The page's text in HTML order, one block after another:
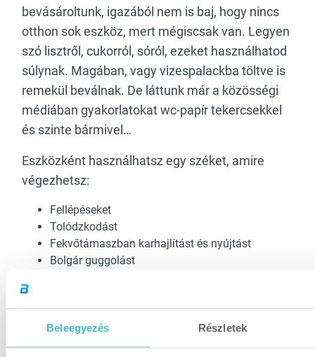
Beleegyezés Részletek
bevásároltunk, igazából nem is baj, hogy nincs
otthon sok eszköz, mert mégiscsak van. Legyen
szó lisztről, cukorról, sóról, ezeket használhatod
súlynak. Magában, vagy vizespalackba töltve is
remekül beválnak. De láttunk már a közösségi
médiában gyakorlatokat wc-papír tekercsekkel
és szinte bármivel…
Eszközként használhatsz egy széket, amire
végezhetsz:
Fellépéseket
Tolódzkodást
Fekvőtámaszban karhajlítást és nyújtást
Bolgár guggolást